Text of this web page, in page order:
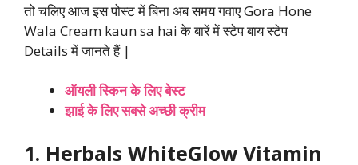
तो चलिए आज इस पोस्ट में बिना अब समय गवाए Gora Hone
Wala Cream kaun sa hai के बारें में स्टेप बाय स्टेप
Details में जानते हैं |
ऑयली स्किन के लिए बेस्ट
झाई के लिए सबसे अच्छी क्रीम
1. Herbals WhiteGlow Vitamin